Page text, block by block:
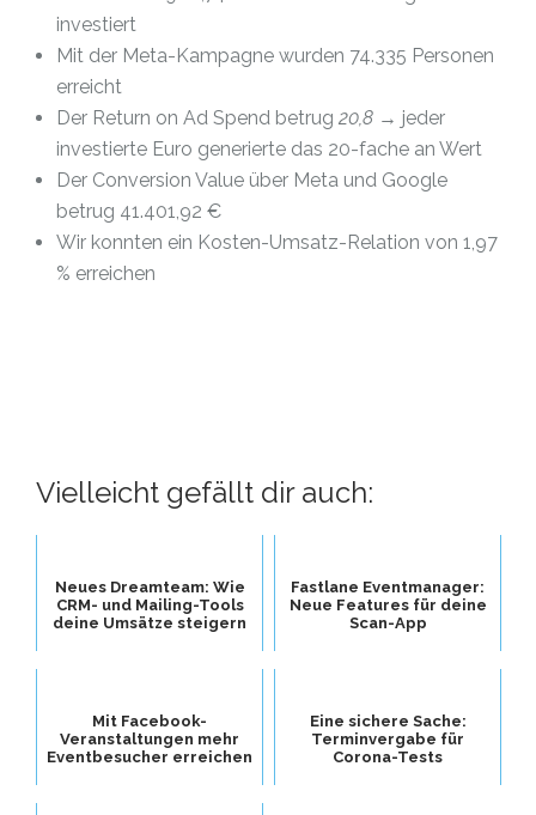
investiert
Mit der Meta-Kampagne wurden 74.335 Personen
erreicht
Der Return on Ad Spend betrug 20,8 → jeder
investierte Euro generierte das 20-fache an Wert
Der Conversion Value über Meta und Google
betrug 41.401,92 €
Wir konnten ein Kosten-Umsatz-Relation von 1,97
% erreichen
Vielleicht gefällt dir auch:
Neues Dreamteam: Wie
CRM- und Mailing-Tools
deine Umsätze steigern
Fastlane Eventmanager:
Neue Features für deine
Scan-App
Mit Facebook-
Veranstaltungen mehr
Eventbesucher erreichen
Eine sichere Sache:
Terminvergabe für
Corona-Tests